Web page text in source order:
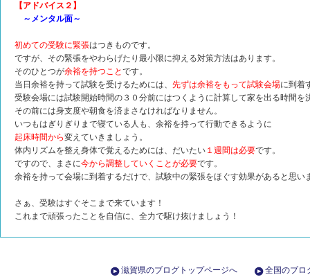
【アドバイス２】
～メンタル面～
初めての受験に緊張はつきものです。
ですが、その緊張をやわらげたり最小限に抑える対策方法はあります。
そのひとつが余裕を持つことです。
当日余裕を持って試験を受けるためには、 先ずは余裕をもって試験会場に到着
受験会場には試験開始時間の３０分前にはつくように計算して家を出る時間を
その前には身支度や朝食を済まさなければなりません。
いつもはぎりぎりまで寝ている人も、余裕を持って行動できるように
起床時間から変えていきましょう。
体内リズムを整え身体で覚えるためには、だいたい １週間は必要です。
ですので、まさに今から調整していくことが必要です。
余裕を持って会場に到着するだけで、試験中の緊張をほぐす効果があると思い
さぁ、受験はすぐそこまで来ています！
これまで頑張ったことを自信に、全力で駆け抜けましょう！
滋賀県のブログトップページへ 全国のブロ